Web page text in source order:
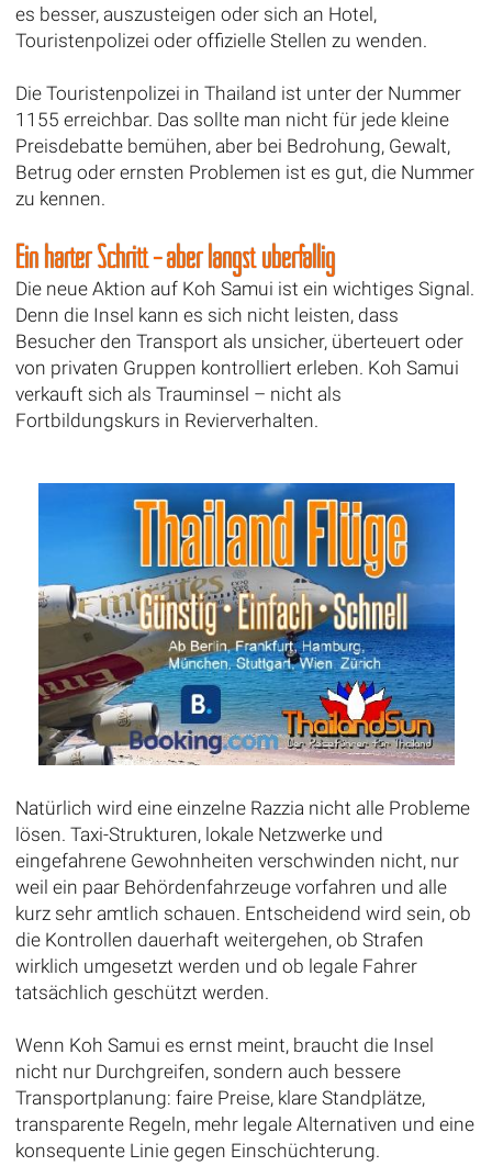
es besser, auszusteigen oder sich an Hotel,
Touristenpolizei oder offizielle Stellen zu wenden.
Die Touristenpolizei in Thailand ist unter der Nummer
1155 erreichbar. Das sollte man nicht für jede kleine
Preisdebatte bemühen, aber bei Bedrohung, Gewalt,
Betrug oder ernsten Problemen ist es gut, die Nummer
zu kennen.
Ein harter Schritt – aber längst überfällig
Die neue Aktion auf Koh Samui ist ein wichtiges Signal.
Denn die Insel kann es sich nicht leisten, dass
Besucher den Transport als unsicher, überteuert oder
von privaten Gruppen kontrolliert erleben. Koh Samui
verkauft sich als Trauminsel – nicht als
Fortbildungskurs in Revierverhalten.
Natürlich wird eine einzelne Razzia nicht alle Probleme
lösen. Taxi-Strukturen, lokale Netzwerke und
eingefahrene Gewohnheiten verschwinden nicht, nur
weil ein paar Behördenfahrzeuge vorfahren und alle
kurz sehr amtlich schauen. Entscheidend wird sein, ob
die Kontrollen dauerhaft weitergehen, ob Strafen
wirklich umgesetzt werden und ob legale Fahrer
tatsächlich geschützt werden.
Wenn Koh Samui es ernst meint, braucht die Insel
nicht nur Durchgreifen, sondern auch bessere
Transportplanung: faire Preise, klare Standplätze,
transparente Regeln, mehr legale Alternativen und eine
konsequente Linie gegen Einschüchterung.